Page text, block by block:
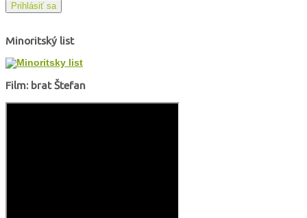
Prihlásiť sa
Minoritský list
Film: brat Štefan